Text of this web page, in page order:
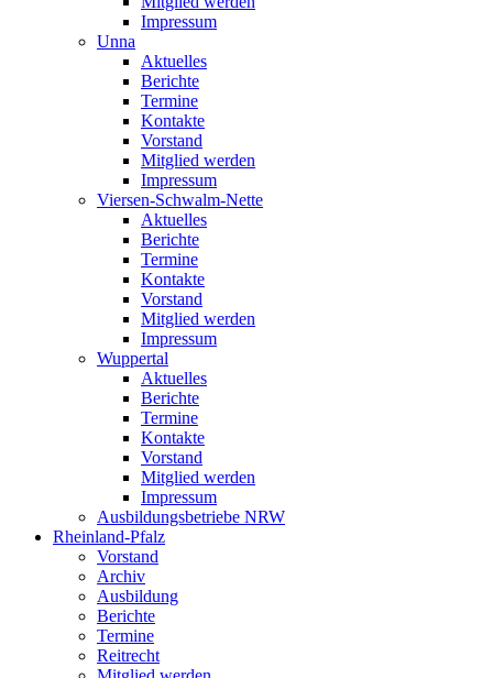
Impressum
Unna
Aktuelles
Berichte
Termine
Kontakte
Vorstand
Mitglied werden
Impressum
Viersen-Schwalm-Nette
Aktuelles
Berichte
Termine
Kontakte
Vorstand
Mitglied werden
Impressum
Wuppertal
Aktuelles
Berichte
Termine
Kontakte
Vorstand
Mitglied werden
Impressum
Ausbildungsbetriebe NRW
Rheinland-Pfalz
Vorstand
Archiv
Ausbildung
Berichte
Termine
Reitrecht